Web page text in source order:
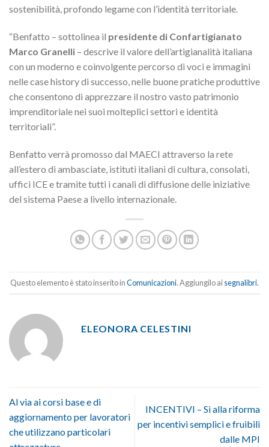
sostenibilità, profondo legame con l’identità territoriale.
“Benfatto – sottolinea il presidente di Confartigianato
Marco Granelli – descrive il valore dell’artigianalità italiana
con un moderno e coinvolgente percorso di voci e immagini
nelle case history di successo, nelle buone pratiche produttive
che consentono di apprezzare il nostro vasto patrimonio
imprenditoriale nei suoi molteplici settori e identità
territoriali”.
Benfatto verrà promosso dal MAECI attraverso la rete
all’estero di ambasciate, istituti italiani di cultura, consolati,
uffici ICE e tramite tutti i canali di diffusione delle iniziative
del sistema Paese a livello internazionale.
Questo elemento è stato inserito inComunicazioni. Aggiungilo aisegnalibri.
ELEONORA CELESTINI
Al via ai corsi base e di
aggiornamento per lavoratori
che utilizzano particolari
INCENTIVI – Sì alla riforma
per incentivi semplici e fruibili
dalle MPI